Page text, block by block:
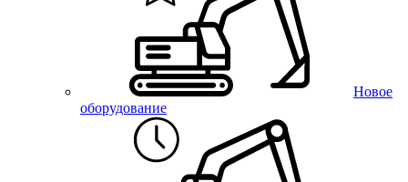
Новое
оборудование